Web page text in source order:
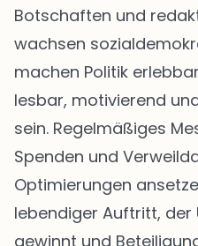
Botschaften und
wachsen
machen Politik
lesbar, motivierend
sein. Regelmäßiges
Spenden und
Optimierungen
lebendiger Auftritt, der
gewinnt und